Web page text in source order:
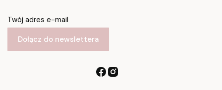
Twój adres e-mail
Dołącz do newslettera